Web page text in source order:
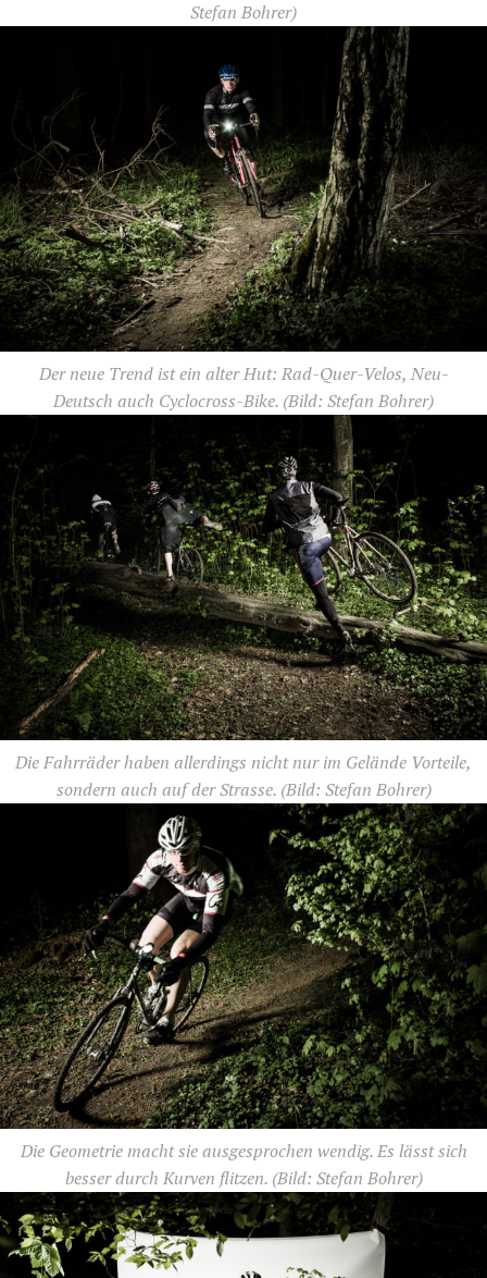
Stefan Bohrer)
Der neue Trend ist ein alter Hut: Rad-Quer-Velos, Neu-
Deutsch auch Cyclocross-Bike. (Bild: Stefan Bohrer)
Die Fahrräder haben allerdings nicht nur im Gelände Vorteile,
sondern auch auf der Strasse.(Bild: Stefan Bohrer)
Die Geometrie macht sie ausgesprochen wendig. Es lässt sich
besser durch Kurven flitzen. (Bild: Stefan Bohrer)